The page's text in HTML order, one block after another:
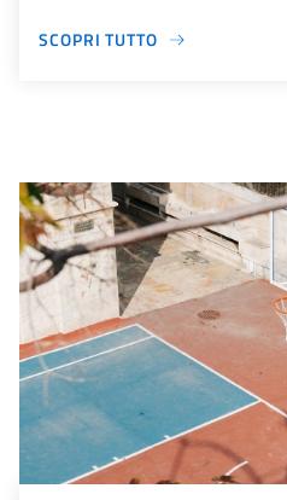
SCOPRI TUTTO